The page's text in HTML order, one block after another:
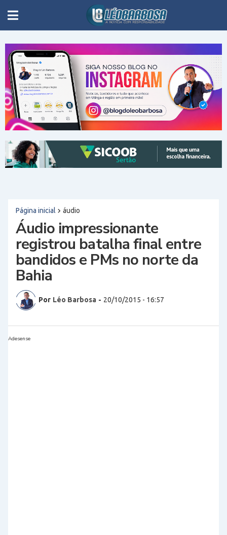
Página inicial áudio
Áudio impressionante
registrou batalha final entre
bandidos e PMs no norte da
Bahia
Por Léo Barbosa - 20/10/2015 - 16:57
Adesense